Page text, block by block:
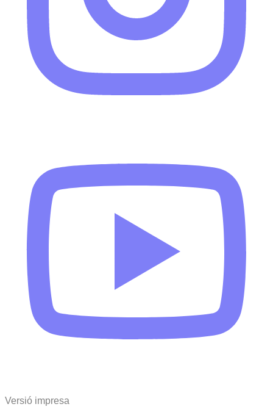
Versió impresa